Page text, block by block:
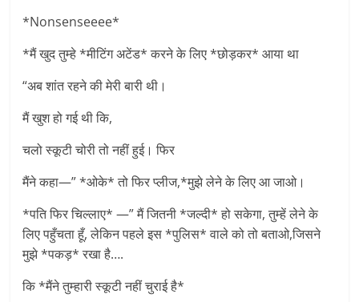
*Nonsenseeee*
*मैं खुद तुम्हे *मीटिंग अटेंड* करने के लिए *छोड़कर* आया था
“अब शांत रहने की मेरी बारी थी।
मैं खुश हो गई थी कि,
चलो स्कूटी चोरी तो नहीं हुई। फिर
मैंने कहा—” *ओके* तो फिर प्लीज,*मुझे लेने के लिए आ जाओ।
*पति फिर चिल्लाए* —” मैं जितनी *जल्दी* हो सकेगा, तुम्हें लेने के
लिए पहुँचता हूँ, लेकिन पहले इस *पुलिस* वाले को तो बताओ,जिसने
मुझे *पकड़* रखा है….
कि *मैंने तुम्हारी स्कूटी नहीं चुराई है*